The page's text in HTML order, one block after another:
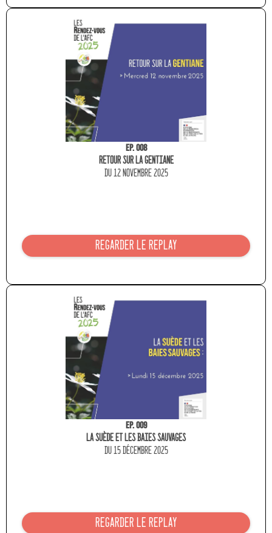
Ep. 008
Retour sur la gentiane
du 12 novembre 2025
REGARDER LE REPLAY
Ep. 009
La Suède et les baies sauvages
du 15 décembre 2025
REGARDER LE REPLAY